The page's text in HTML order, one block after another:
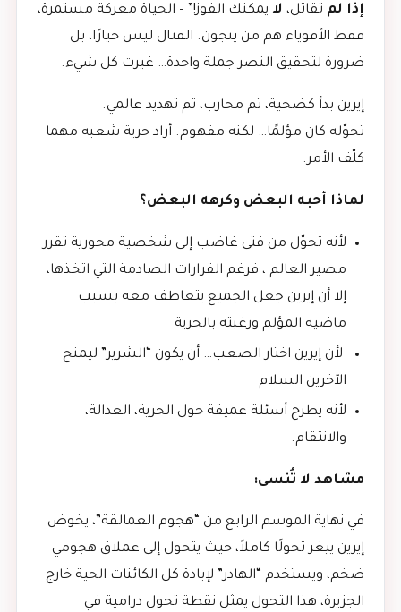
إذا لم تقاتل، لا يمكنك الفوز!” – الحياة معركة مستمرة،
فقط الأقوياء هم من ينجون. القتال ليس خيارًا، بل
ضرورة لتحقيق النصر جملة واحدة… غيرت كل شيء.
إيرين بدأ كضحية، ثم محارب، ثم تهديد عالمي.
تحوّله كان مؤلمًا… لكنه مفهوم. أراد حرية شعبه مهما
كلّف الأمر.
لماذا أحبه البعض وكرهه البعض؟
لأنه تحوّل من فتى غاضب إلى شخصية محورية تقرر
مصير العالم ، فرغم القرارات الصادمة التي اتخذها،
إلا أن إيرين جعل الجميع يتعاطف معه بسبب
ماضيه المؤلم ورغبته بالحرية
لأن إيرين اختار الصعب… أن يكون “الشرير” ليمنح
الآخرين السلام
لأنه يطرح أسئلة عميقة حول الحرية، العدالة،
والانتقام.
مشاهد لا تُنسى:
في نهاية الموسم الرابع من “هجوم العمالقة”، يخوض
إيرين ييغر تحولًا كاملاً، حيث يتحول إلى عملاق هجومي
ضخم، ويستخدم “الهادر” لإبادة كل الكائنات الحية خارج
الجزيرة، هذا التحول يمثل نقطة تحول درامية في